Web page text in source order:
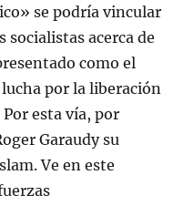
se podría vincular
acerca de
como el
por la liberación
esta vía, por
Garaudy su
Ve en este